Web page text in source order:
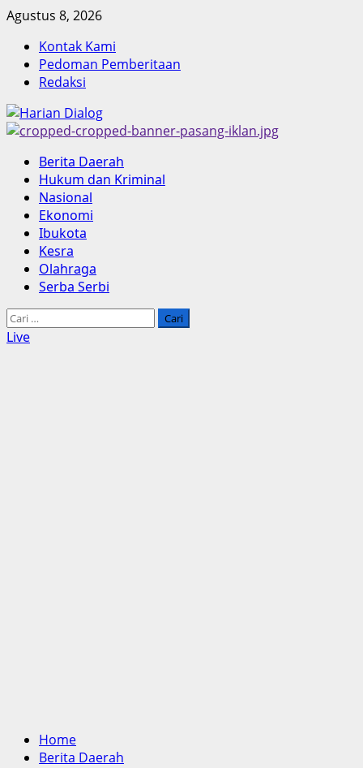
Skip
content
Agustus 8, 2026
Kontak Kami
Pedoman Pemberitaan
Redaksi
Primary
Menu
Berita Daerah
Hukum dan Kriminal
Nasional
Ekonomi
Ibukota
Kesra
Olahraga
Serba Serbi
Cari
untuk:
Live
Home
Berita Daerah